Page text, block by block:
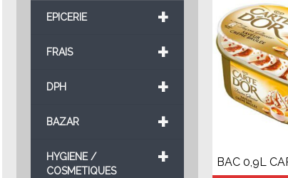
BAC 0,9L
+
EPICERIE
+
FRAIS
+
DPH
+
BAZAR
+
HYGIENE /
COSMETIQUES